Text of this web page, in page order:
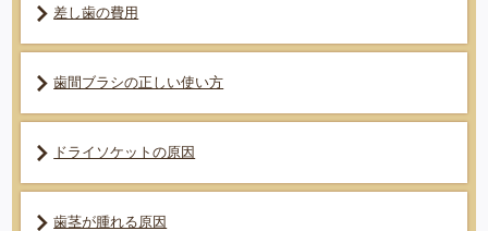
差し歯の費用
歯間ブラシの正しい使い方
ドライソケットの原因
歯茎が腫れる原因